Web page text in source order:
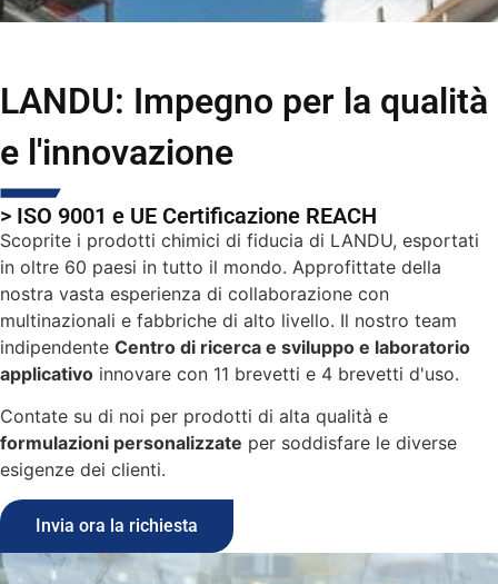
LANDU: Impegno per la qualità
e l'innovazione
> ISO 9001 e UE Certificazione REACH
Scoprite i prodotti chimici di fiducia di LANDU, esportati
in oltre 60 paesi in tutto il mondo. Approfittate della
nostra vasta esperienza di collaborazione con
multinazionali e fabbriche di alto livello. Il nostro team
indipendente Centro di ricerca e sviluppo e laboratorio
applicativo innovare con 11 brevetti e 4 brevetti d'uso.
Contate su di noi per prodotti di alta qualità e
formulazioni personalizzate per soddisfare le diverse
esigenze dei clienti.
Invia ora la richiesta